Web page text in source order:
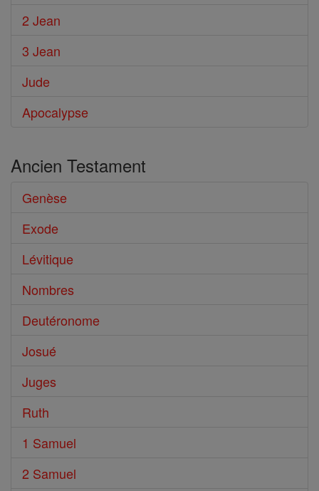
2 Jean
3 Jean
Jude
Apocalypse
Ancien Testament
Genèse
Exode
Lévitique
Nombres
Deutéronome
Josué
Juges
Ruth
1 Samuel
2 Samuel